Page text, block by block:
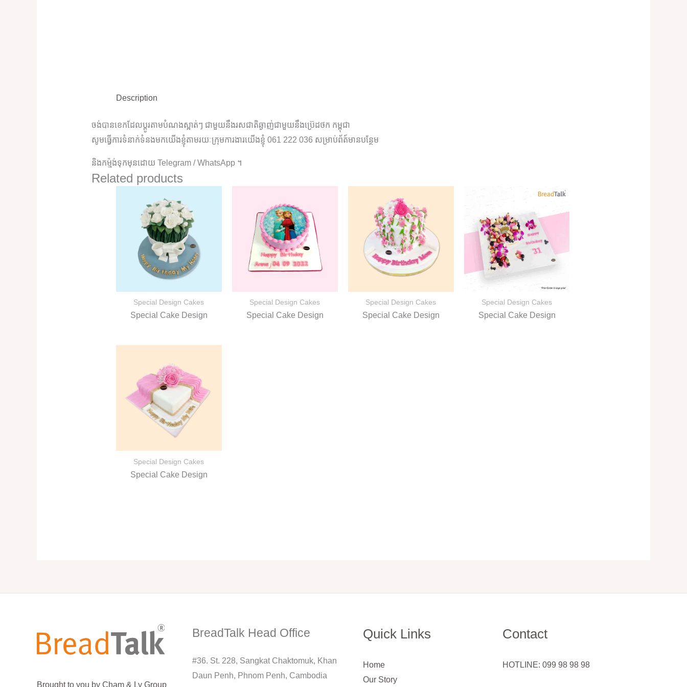
Description
ចង់បានខេកដែលប្តូរតាមបំណងស្អាត់ៗ ជាមួយនឹងរសជាតិឆ្ងាញ់ជាមួយនឹងប្រ៊េដថក កម្ពុជា
សូមធ្វើការទំនាក់ទំនងមកយើងខ្ញុំតាមរយៈក្រុមការងារយើងខ្ញុំ 061 222 036 សម្រាប់ព័ត៍មានបន្ថែម
និងកម្ម៉ង់ទុកមុនដោយ Telegram / WhatsApp ។
Related products
Special Design Cakes
Special Cake Design
Special Design Cakes
Special Cake Design
Special Design Cakes
Special Cake Design
Special Design Cakes
Special Cake Design
Special Design Cakes
Special Cake Design
Brought to you by Cham & Ly Group
BreadTalk Head Office
#36. St. 228, Sangkat Chaktomuk, Khan
Daun Penh, Phnom Penh, Cambodia
Quick Links
Home
Our Story
Contact
HOTLINE: 099 98 98 98